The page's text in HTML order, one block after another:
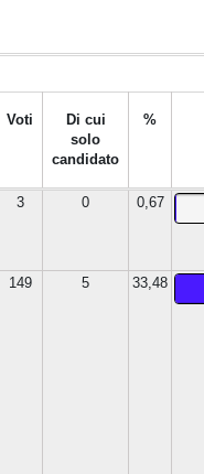
Voti
Di cui
solo
candidato
%
3 0 0,67
149 5 33,48